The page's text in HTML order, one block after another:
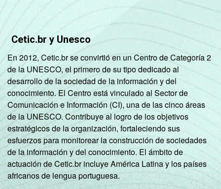
Cetic.br y Unesco
En 2012, Cetic.br se convirtió en un Centro de Categoría 2
de la UNESCO, el primero de su tipo dedicado al
desarrollo de la sociedad de la información y del
conocimiento. El Centro está vinculado al Sector de
Comunicación e Información (CI), una de las cinco áreas
de la UNESCO. Contribuye al logro de los objetivos
estratégicos de la organización, fortaleciendo sus
esfuerzos para monitorear la construcción de sociedades
de la información y del conocimiento. El ámbito de
actuación de Cetic.br incluye América Latina y los países
africanos de lengua portuguesa.